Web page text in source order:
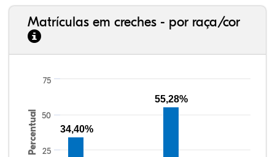
Matrículas em creches - por raça/cor
Percentual 25
50
75
34,40%
55,28%